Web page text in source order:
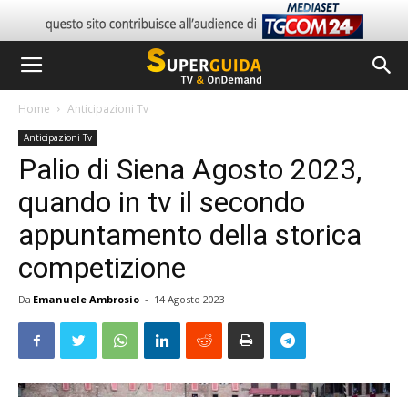
Home Anticipazioni Tv
Anticipazioni Tv
Palio di Siena Agosto 2023,
quando in tv il secondo
appuntamento della storica
competizione
Da Emanuele Ambrosio - 14 Agosto 2023